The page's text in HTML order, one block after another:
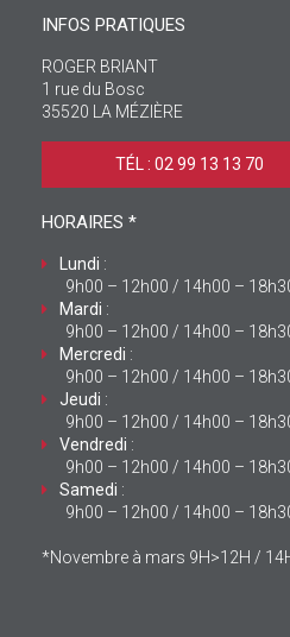
INFOS PRATIQUES
ROGER BRIANT
1 rue du Bosc
35520 LA MÉZIÈRE
TÉL : 02 99 13 13 70 ‎
HORAIRES *
Lundi :
9h00 – 12h00 / 14h00 –
Mardi :
9h00 – 12h00 / 14h00 –
Mercredi :
9h00 – 12h00 / 14h00 –
Jeudi :
9h00 – 12h00 / 14h00 –
Vendredi :
9h00 – 12h00 / 14h00 –
Samedi :
9h00 – 12h00 / 14h00 –
*Novembre à mars 9H>12H /